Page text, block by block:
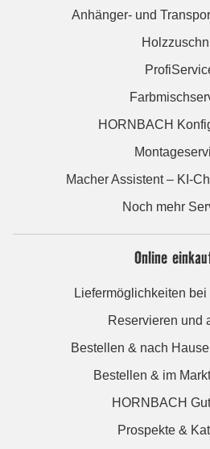
Anhänger- und
HORNBACH
Macher Assistent – KI-
Noch mehr
Online
Liefermöglichkeiten
Reservieren und
Bestellen & nach
Bestellen & im
HORNBACH
Prospekte &